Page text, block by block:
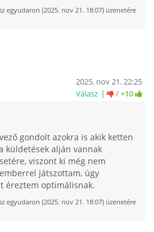
egyudaron (2025. nov 21. 18:07) üzenetére
2025. nov 21. 22:25
Válasz
/+10
gondolt azokra is akik ketten
küldetések alján vannak
viszont ki még nem
játszottam, úgy
éreztem optimálisnak.
egyudaron (2025. nov 21. 18:07) üzenetére